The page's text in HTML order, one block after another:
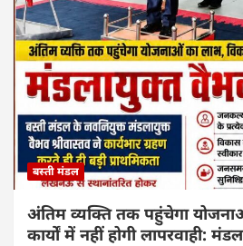
बस्ती मंडल
अंतिम व्यक्ति तक पहुंचेगा
कार्यों में नहीं होगी लापरवाही: